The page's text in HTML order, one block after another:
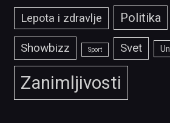
Lepota i zdravlje Politika
Showbizz Sport Svet
Zanimljivosti